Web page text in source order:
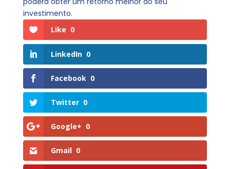
investimento.
Like 0
LinkedIn 0
Facebook 0
Twitter 0
Google+ 0
Gmail 0